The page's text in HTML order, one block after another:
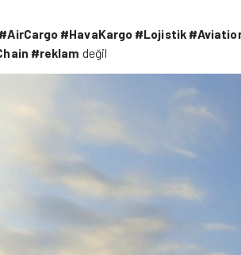
#AirCargo #HavaKargo #Lojistik
#reklam değil